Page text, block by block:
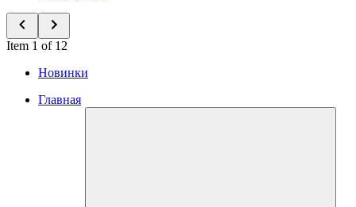
Item 1 of 12
Новинки
Главная